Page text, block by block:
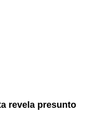
revela presunto